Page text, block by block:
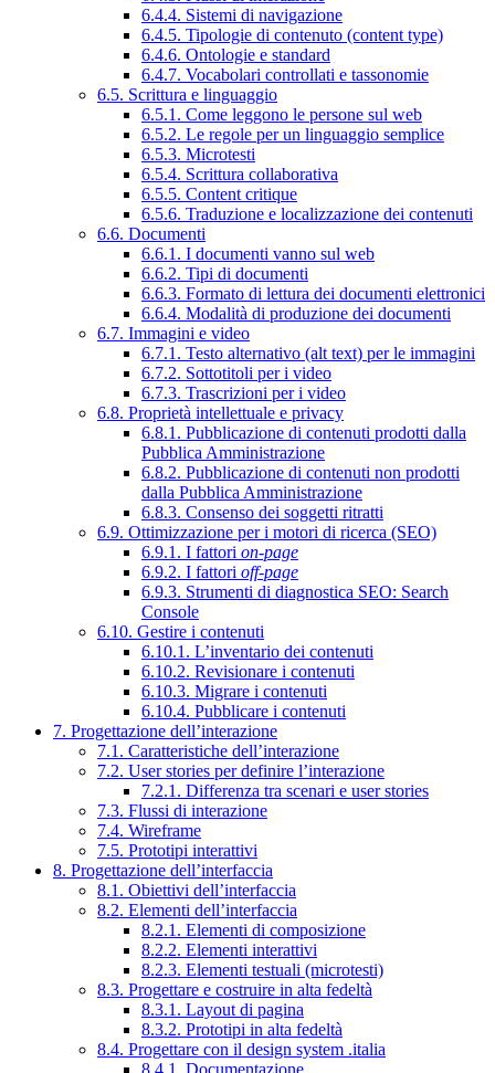
6.4.4. Sistemi di navigazione
6.4.5. Tipologie di contenuto (content type)
6.4.6. Ontologie e standard
6.4.7. Vocabolari controllati e tassonomie
6.5. Scrittura e linguaggio
6.5.1. Come leggono le persone sul web
6.5.2. Le regole per un linguaggio semplice
6.5.3. Microtesti
6.5.4. Scrittura collaborativa
6.5.5. Content critique
6.5.6. Traduzione e localizzazione dei contenuti
6.6. Documenti
6.6.1. I documenti vanno sul web
6.6.2. Tipi di documenti
6.6.3. Formato di lettura dei documenti elettronici
6.6.4. Modalità di produzione dei documenti
6.7. Immagini e video
6.7.1. Testo alternativo (alt text) per le immagini
6.7.2. Sottotitoli per i video
6.7.3. Trascrizioni per i video
6.8. Proprietà intellettuale e privacy
6.8.1. Pubblicazione di contenuti prodotti dalla
Pubblica Amministrazione
6.8.2. Pubblicazione di contenuti non prodotti
dalla Pubblica Amministrazione
6.8.3. Consenso dei soggetti ritratti
6.9. Ottimizzazione per i motori di ricerca (SEO)
6.9.1. I fattori on-page
6.9.2. I fattori off-page
6.9.3. Strumenti di diagnostica SEO: Search
Console
6.10. Gestire i contenuti
6.10.1. L’inventario dei contenuti
6.10.2. Revisionare i contenuti
6.10.3. Migrare i contenuti
6.10.4. Pubblicare i contenuti
7. Progettazione dell’interazione
7.1. Caratteristiche dell’interazione
7.2. User stories per definire l’interazione
7.2.1. Differenza tra scenari e user stories
7.3. Flussi di interazione
7.4. Wireframe
7.5. Prototipi interattivi
8. Progettazione dell’interfaccia
8.1. Obiettivi dell’interfaccia
8.2. Elementi dell’interfaccia
8.2.1. Elementi di composizione
8.2.2. Elementi interattivi
8.2.3. Elementi testuali (microtesti)
8.3. Progettare e costruire in alta fedeltà
8.3.1. Layout di pagina
8.3.2. Prototipi in alta fedeltà
8.4. Progettare con il design system .italia
8.4.1. Documentazione